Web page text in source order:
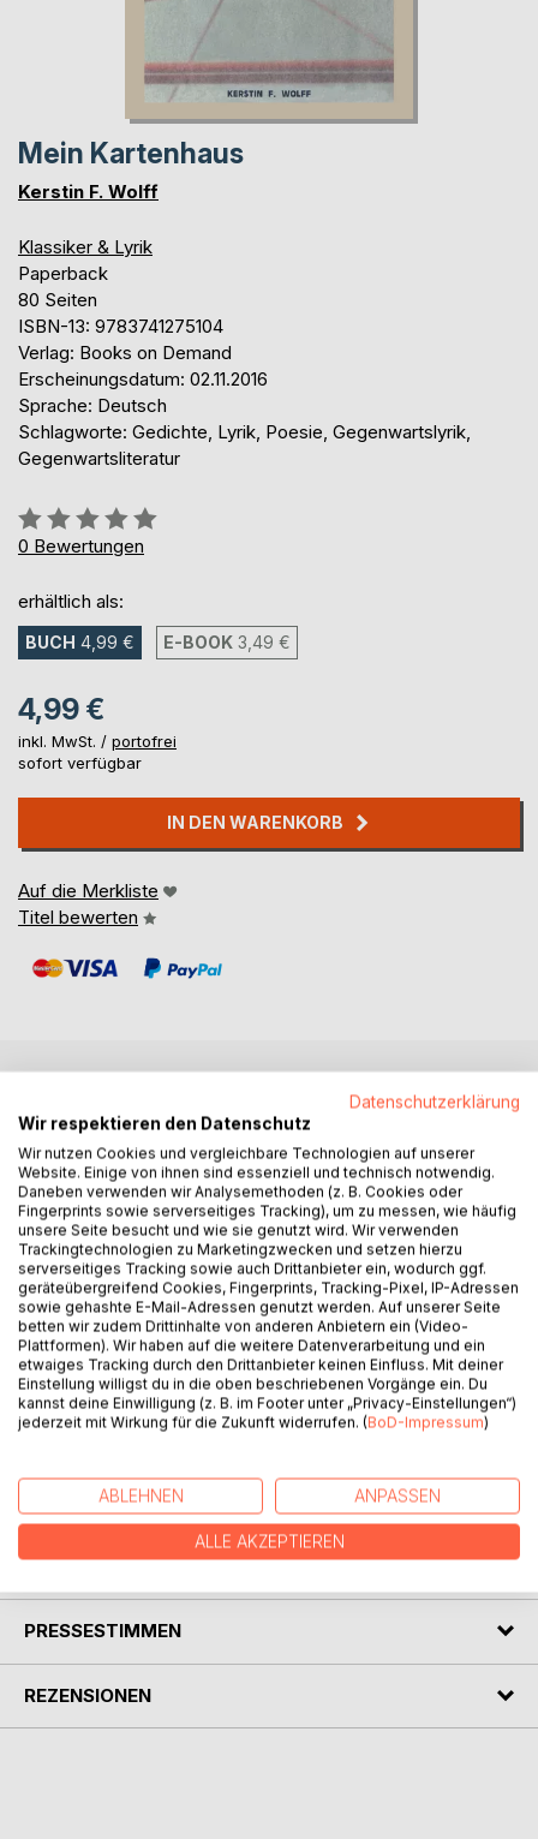
Mein Kartenhaus
Kerstin F. Wolff
Klassiker & Lyrik
Paperback
80 Seiten
ISBN-13: 9783741275104
Verlag: Books on Demand
Erscheinungsdatum: 02.11.2016
Sprache: Deutsch
Schlagworte: Gedichte, Lyrik, Poesie, Gegenwartslyrik,
Gegenwartsliteratur
Bewertung::
0%
0 Bewertungen
erhältlich als:
BUCH 4,99 € E-BOOK 3,49 €
4,99 €
inkl. MwSt. / portofrei
sofort verfügbar
IN DEN WARENKORB
Auf die Merkliste
Titel bewerten
… irgendwann ergab sich die Gelegenheit, einige meiner
Gedichte als Postkarte drucken zu lassen …
… & ich ergriff die Gelegenheit, natürlich …
… bisher vielfach verschenkt und einzeln in die Welt
entlassen, sollen diese 'Postkarten-Texte' nun aber doch
noch einmal in einer Sammlung untrennbar vereint bleiben
dürfen …
' mein KARTENHAUS' …???
… ja, schon damals durften die Postkarten mit einem
eigenen leitenden Motiv erscheinen, das freundlicherweise
von Martin Mäcker speziell für meine Lürick/Lyrik-Karten
… & an dieser Stelle muss dieses schöne Motiv natürlich
auch wieder Verwendung finden!!! …
AUTOR/IN
PRESSESTIMMEN
REZENSIONEN
Datenschutzerklärung
Wir respektieren den Datenschutz
Wir nutzen Cookies und vergleichbare Technologien auf unserer
Website. Einige von ihnen sind essenziell und technisch notwendig.
Daneben verwenden wir Analysemethoden (z. B. Cookies oder
Fingerprints sowie serverseitiges Tracking), um zu messen, wie häufig
unsere Seite besucht und wie sie genutzt wird. Wir verwenden
Trackingtechnologien zu Marketingzwecken und setzen hierzu
serverseitiges Tracking sowie auch Drittanbieter ein, wodurch ggf.
geräteübergreifend Cookies, Fingerprints, Tracking-Pixel, IP-Adressen
sowie gehashte E-Mail-Adressen genutzt werden. Auf unserer Seite
betten wir zudem Drittinhalte von anderen Anbietern ein (Video-
Plattformen). Wir haben auf die weitere Datenverarbeitung und ein
etwaiges Tracking durch den Drittanbieter keinen Einfluss. Mit deiner
Einstellung willigst du in die oben beschriebenen Vorgänge ein. Du
kannst deine Einwilligung (z. B. im Footer unter „Privacy-Einstellungen“)
jederzeit mit Wirkung für die Zukunft widerrufen. (BoD-Impressum)
ABLEHNEN ANPASSEN
ALLE AKZEPTIEREN